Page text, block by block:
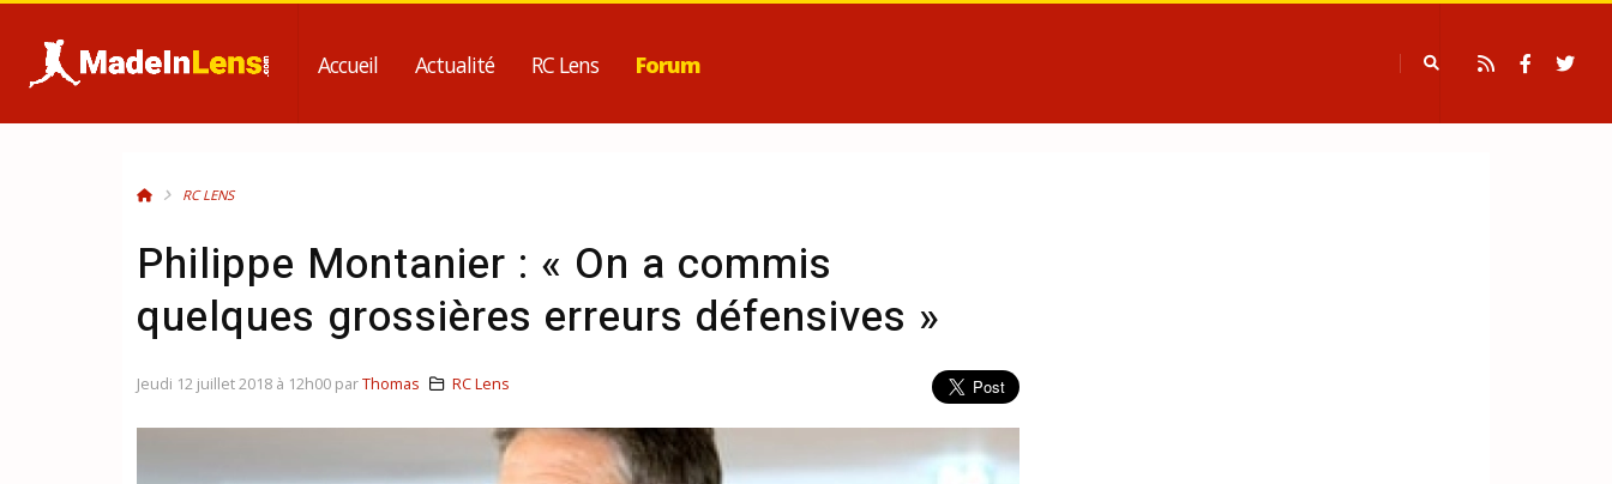
Accueil Actualité RC Lens Forum
RC LENS
Philippe Montanier : « On a commis
quelques grossières erreurs défensives »
Jeudi 12 juillet 2018 à 12h00 parThomas RC Lens